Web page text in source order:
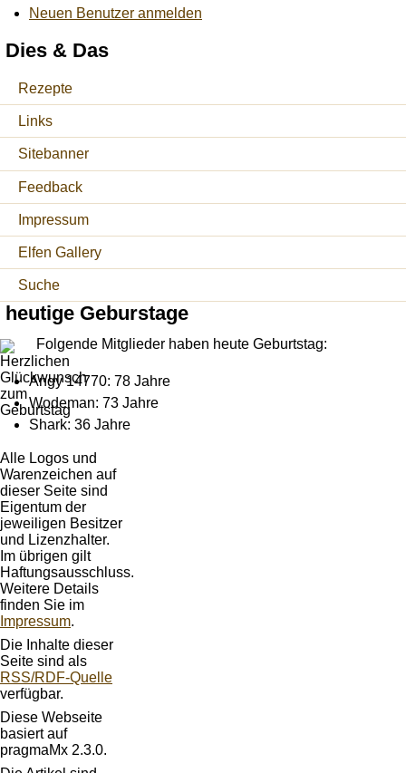
Neuen Benutzer anmelden
Dies & Das
Rezepte
Links
Sitebanner
Feedback
Impressum
Elfen Gallery
Suche
heutige Geburstage
Folgende Mitglieder haben heute Geburtstag:
Angy 14770: 78 Jahre
Wodeman: 73 Jahre
Shark: 36 Jahre
Alle Logos und
Warenzeichen auf
dieser Seite sind
Eigentum der
jeweiligen Besitzer
und Lizenzhalter.
Im übrigen gilt
Haftungsausschluss.
Weitere Details
finden Sie im
Impressum.
Die Inhalte dieser
Seite sind als
RSS/RDF-Quelle
verfügbar.
Diese Webseite
basiert auf
pragmaMx 2.3.0.